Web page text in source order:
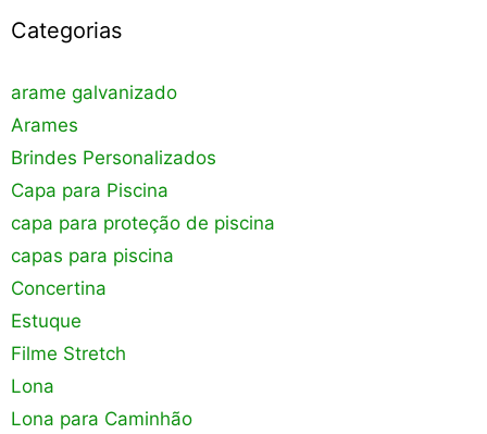
Categorias
arame galvanizado
Arames
Brindes Personalizados
Capa para Piscina
capa para proteção de piscina
capas para piscina
Concertina
Estuque
Filme Stretch
Lona
Lona para Caminhão